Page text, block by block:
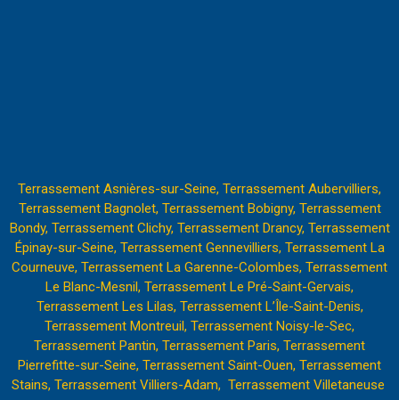
Terrassement Asnières-sur-Seine, Terrassement Aubervilliers,
Terrassement Bagnolet, Terrassement Bobigny, Terrassement
Bondy, Terrassement Clichy, Terrassement Drancy, Terrassement
Épinay-sur-Seine, Terrassement Gennevilliers, Terrassement La
Courneuve, Terrassement La Garenne-Colombes, Terrassement
Le Blanc-Mesnil, Terrassement Le Pré-Saint-Gervais,
Terrassement Les Lilas, Terrassement L’Île-Saint-Denis,
Terrassement Montreuil, Terrassement Noisy-le-Sec,
Terrassement Pantin, Terrassement Paris, Terrassement
Pierrefitte-sur-Seine, Terrassement Saint-Ouen, Terrassement
Stains, Terrassement Villiers-Adam, Terrassement Villetaneuse